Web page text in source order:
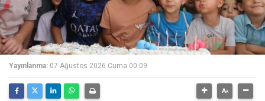
Yayınlanma: 07 Ağustos 2026 Cuma 00:09